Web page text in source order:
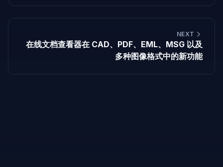
NEXT
在线文档查看器在 CAD、PDF、EML、MSG 以及
多种图像格式中的新功能